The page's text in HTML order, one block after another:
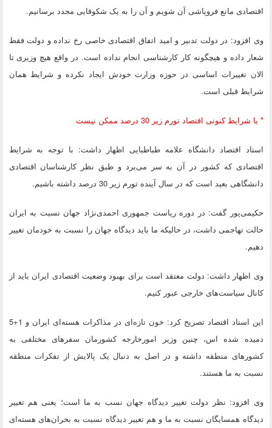
اقتصادی مانع فروپاشی آن شویم و آن را به یک شکوفایی مجدد برسانیم.
وی افزود: در دولت تدبیر و امید اتفاق اقتصادی خاصی رخ نداده و دولت فقط
شعار داده و هیچگونه کار کارشناسی انجام نداده است. در واقع هیچ وزیری تا
الان تغییرات اساسی در حوزه وزارت خودش ایجاد نکرده و شرایط همان
شرایط قبلی است.
* با شرایط کنونی اقتصاد تورم زیر 30 درصد ممکن نیست
استاد اقتصاد دانشگاه علامه‌ طباطبایی اظهار داشت: با توجه به شرایط
اقتصادی که کشور در آن به سر می‌برد و طبق نظر کارشناسان اقتصادی
دانشگاهی بعید است که در سال آینده تورم زیر 30 درصد داشته باشیم.
حکیمی‌پور گفت: در دوره ریاست جمهوری احمدی‌نژاد جهان نسبت به ایران
حالت تهاجمی داشت، در حالیکه ما باید دیدگاه جهان را نسبت به خودمان تغییر
دهیم.
وی اظهار داشت: دولت معتقد است برای بهبود وضعیت اقتصادی ایران باید از
کانال سیاست‌های خارجی عبور کنیم.
این استاد اقتصاد تصریح کرد: خون تازه‌ای در مذاکرات هسته‌ای ایران و 1+5
دمیده شده اس، چنین وزیر امورخارجه کشورمان سفرهای مختلفی به
کشورهای منطقه داشته و در اصل به دنبال یک پالایش‌ از تفکرات منطقه
نسبت به ما هستند.
وی افزود: نظر دولت تغییر دیدگاه جهان نسب به ما است؛ یعنی هم تغییر
دیدگاه همسایگان نسبت به ما و هم تغییر دیدگاه نسبت به بحران‌های هسته‌ای